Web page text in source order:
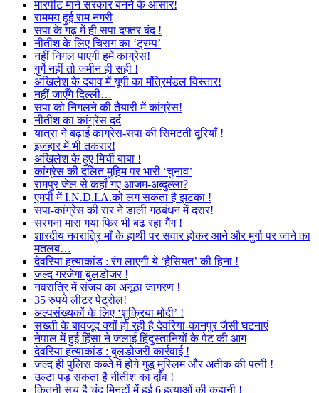
मारपीट माने सरकार बनने के आसार!
राममय हुई राम नगरी
सपा के गढ़ में ही सपा दफ्तर बंद !
नीतीश के लिए चिराग का ‘ट्रम्प’
नहीं निगल पाएगी हमें कांग्रेस!
गुर्गे नहीं तो जमीन ही सही !
अखिलेश के दबाव में यूपी का मंत्रिमंडल विस्तार!
नहीं जाएँगे दिल्ली…
सपा को निगलने की तैयारी में कांग्रेस!
नीतीश का कांग्रेस दर्द
यात्रा ने बढ़ाई कांग्रेस-सपा की सिमटती दूरियाँ !
इजहार में भी तकरार!
अखिलेश के हुए मिर्ची बाबा !
कांग्रेस की दलित मुहिम पर भारी ‘चुनाव’
रामपुर जेल से कहाँ गए आजम-अब्दुल्ला?
एमपी में I.N.D.I.A.को लग सकता है झटका !
सपा-कांग्रेस की रार ने डाली गठबंधन में दरार!
सरगना मारा गया फिर भी बढ़ रहा गैंग !
शारदीय नवरात्रि माँ के हाथी पर सवार होकर आने और मुर्गा पर जाने का
मतलब…
देवरिया हत्याकांड : रंग लाएगी ये ‘हैसियत’ की हिना !
जल्द गरजेगा बुलडोजर !
नवरात्रि में संजय का अनूठा जागरण !
35 रुपये लीटर पेट्रोल!
अल्पसंख्यकों के लिए ‘शुक्रिया मोदी’ !
सख्ती के बावजूद क्यों हो रही है देवरिया-कानपुर जैसी घटनाएं
नेपाल में हुई हिंसा ने जलाई हिंदुस्तानियों के पेट की आग
देवरिया हत्याकांड : बुलडोजरी कार्रवाई !
जल्द ही पुलिस कब्जे में होंगे गुडू मुस्लिम और अतीक की पत्नी !
उल्टा पड़ सकता है नीतीश का दाँव !
कितनी सच है चंद मिनटों में हुई 6 हत्याओं की कहानी !